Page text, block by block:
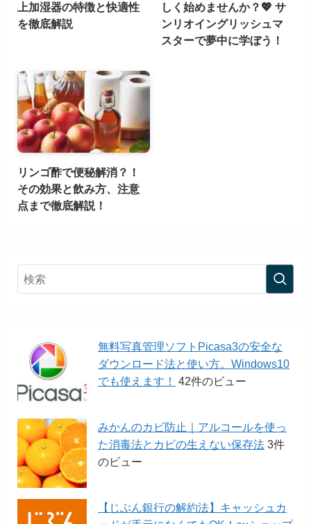
上加湿器の特徴と快適性
を徹底解説
しく始めませんか？💖 サ
ンリオイングリッシュマ
スターで夢中に学ぼう！
リンゴ酢で便秘解消？！
その効果と飲み方、注意
点まで徹底解説！
無料写真管理ソフトPicasa3の安全な
ダウンロード法と使い方。Windows10
でも使えます！
42件のビュー
みかんのカビ防止｜アルコールを使っ
た消毒法とカビの生えない保存法 3件
のビュー
【じぶん銀行の解約法】キャッシュカ